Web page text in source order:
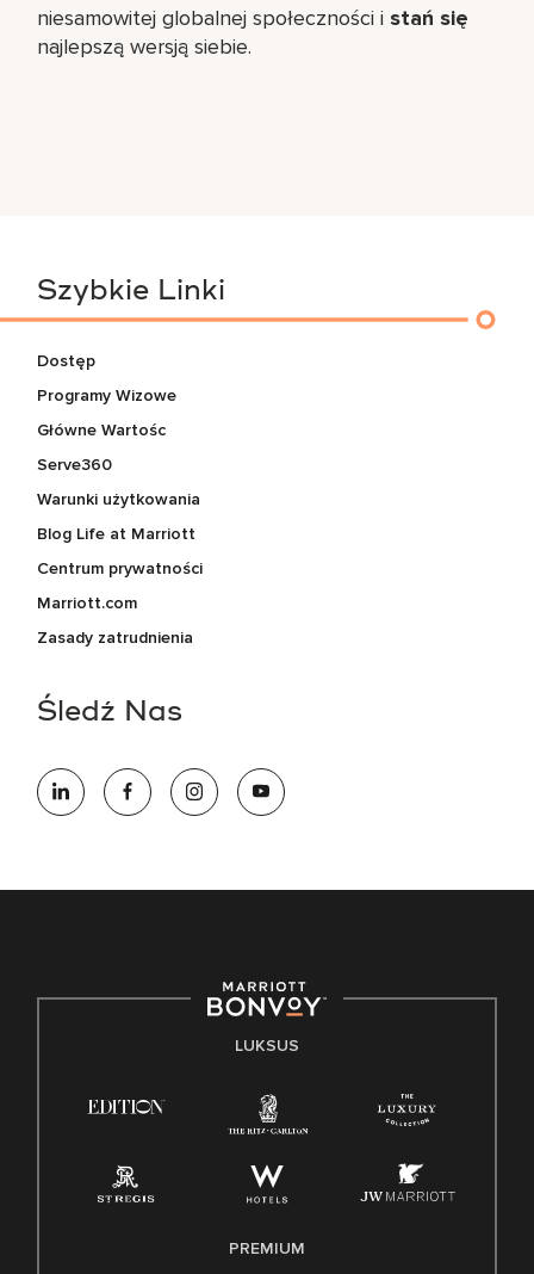
niesamowitej globalnej społeczności i stań się
najlepszą wersją siebie.
Szybkie Linki
Dostęp
Programy Wizowe
Główne Wartośc
Serve360
Warunki użytkowania
Blog Life at Marriott
Centrum prywatności
Marriott.com
Zasady zatrudnienia
Śledź Nas
LUKSUS
PREMIUM